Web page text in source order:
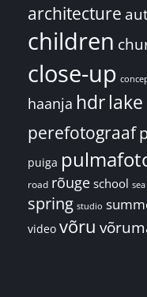
architecture
children
close-up
haanja hdrlake
perefotograaf
puiga
road rõuge school sea
spring studio
video võru